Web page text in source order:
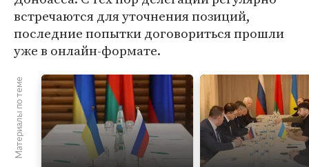
встречаются для уточнения позиций,
последние попытки договориться прошли
уже в онлайн-формате.
Материалы по теме